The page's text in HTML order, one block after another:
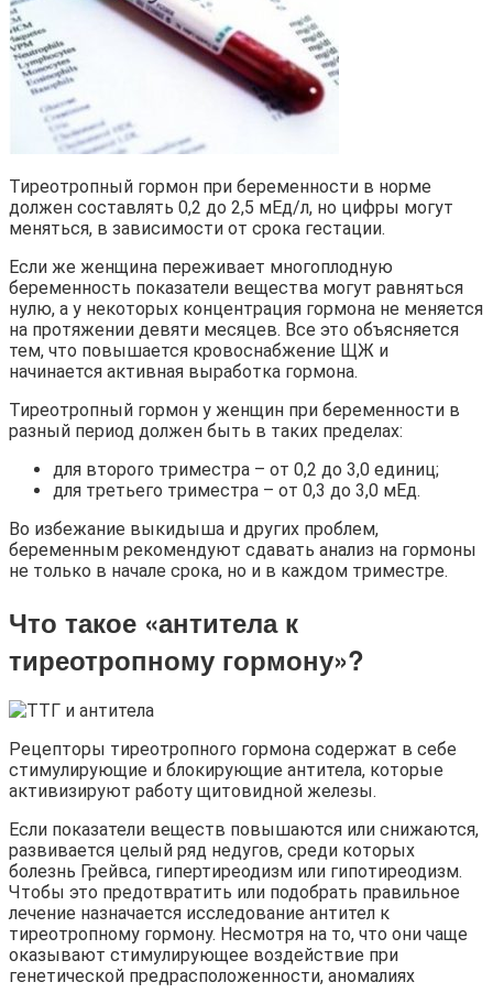
Тиреотропный гормон при беременности в норме
должен составлять 0,2 до 2,5 мЕд/л, но цифры могут
меняться, в зависимости от срока гестации.
Если же женщина переживает многоплодную
беременность показатели вещества могут равняться
нулю, а у некоторых концентрация гормона не меняется
на протяжении девяти месяцев. Все это объясняется
тем, что повышается кровоснабжение ЩЖ и
начинается активная выработка гормона.
Тиреотропный гормон у женщин при беременности в
разный период должен быть в таких пределах:
для второго триместра – от 0,2 до 3,0 единиц;
для третьего триместра – от 0,3 до 3,0 мЕд.
Во избежание выкидыша и других проблем,
беременным рекомендуют сдавать анализ на гормоны
не только в начале срока, но и в каждом триместре.
Что такое «антитела к
тиреотропному гормону»?
Рецепторы тиреотропного гормона содержат в себе
стимулирующие и блокирующие антитела, которые
активизируют работу щитовидной железы.
Если показатели веществ повышаются или снижаются,
развивается целый ряд недугов, среди которых
болезнь Грейвса, гипертиреодизм или гипотиреодизм.
Чтобы это предотвратить или подобрать правильное
лечение назначается исследование антител к
тиреотропному гормону. Несмотря на то, что они чаще
оказывают стимулирующее воздействие при
генетической предрасположенности, аномалиях